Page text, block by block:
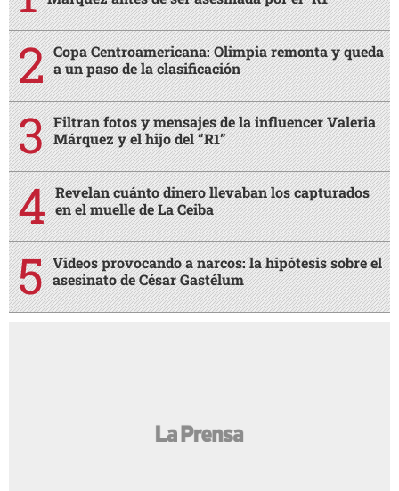
Copa Centroamericana: Olimpia remonta y queda
a un paso de la clasificación
Filtran fotos y mensajes de la influencer Valeria
Márquez y el hijo del “R1”
Revelan cuánto dinero llevaban los capturados
en el muelle de La Ceiba
Videos provocando a narcos: la hipótesis sobre el
asesinato de César Gastélum